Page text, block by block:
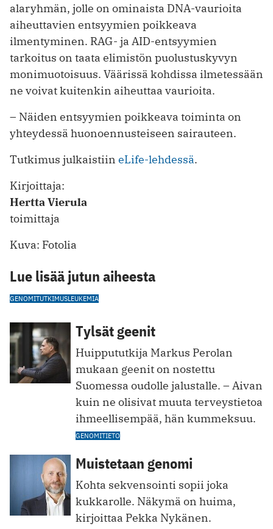
alaryhmän, jolle on ominaista DNA-vaurioita
aiheuttavien entsyymien poikkeava
ilmentyminen. RAG- ja AID-entsyymien
tarkoitus on taata elimistön puolustuskyvyn
monimuotoisuus. Väärissä kohdissa ilmetessään
ne voivat kuitenkin aiheuttaa vaurioita.
– Näiden entsyymien poikkeava toiminta on
yhteydessä huonoennusteiseen sairauteen.
Tutkimus julkaistiin eLife-lehdessä.
Kirjoittaja:
Hertta Vierula
toimittaja
Kuva: Fotolia
Lue lisää jutun aiheesta
GENOMITUTKIMUSLEUKEMIA
Tylsät geenit
Huippututkija Markus Perolan
mukaan geenit on nostettu
Suomessa oudolle jalustalle. – Aivan
kuin ne olisivat muuta terveystietoa
ihmeellisempää, hän kummeksuu.
GENOMITIETO
Muistetaan genomi
Kohta sekvensointi sopii joka
kukkarolle. Näkymä on huima,
kirjoittaa Pekka Nykänen.